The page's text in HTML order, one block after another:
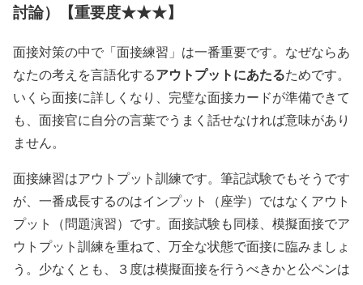
討論）【重要度★★★】
面接対策の中で「面接練習」は一番重要です。なぜならあ
なたの考えを言語化するアウトプットにあたるためです。
いくら面接に詳しくなり、完璧な面接カードが準備できて
も、面接官に自分の言葉でうまく話せなければ意味があり
ません。
面接練習はアウトプット訓練です。筆記試験でもそうです
が、一番成長するのはインプット（座学）ではなくアウト
プット（問題演習）です。面接試験も同様、模擬面接でア
ウトプット訓練を重ねて、万全な状態で面接に臨みましょ
う。少なくとも、３度は模擬面接を行うべきかと公ペンは